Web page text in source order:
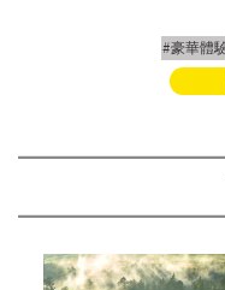
#豪華體